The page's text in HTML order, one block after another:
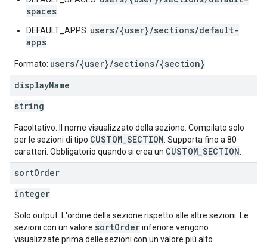
spaces
DEFAULT_APPS: users/{user}/sections/default-
apps
Formato: users/{user}/sections/{section}
displayName
string
Facoltativo. Il nome visualizzato della sezione. Compilato solo
per le sezioni di tipo CUSTOM_SECTION . Supporta fino a 80
caratteri. Obbligatorio quando si crea un CUSTOM_SECTION
sortOrder
integer
Solo output. L'ordine della sezione rispetto alle altre sezioni. Le
sezioni con un valore sortOrderinferiore vengono
visualizzate prima delle sezioni con un valore più alto.